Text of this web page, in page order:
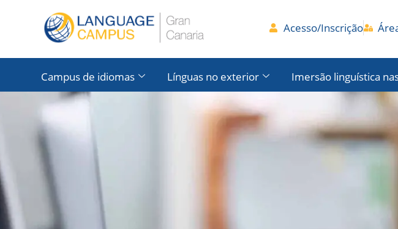
Acesso/Inscrição
Campus de idiomas Línguas no exterior Imersão linguística